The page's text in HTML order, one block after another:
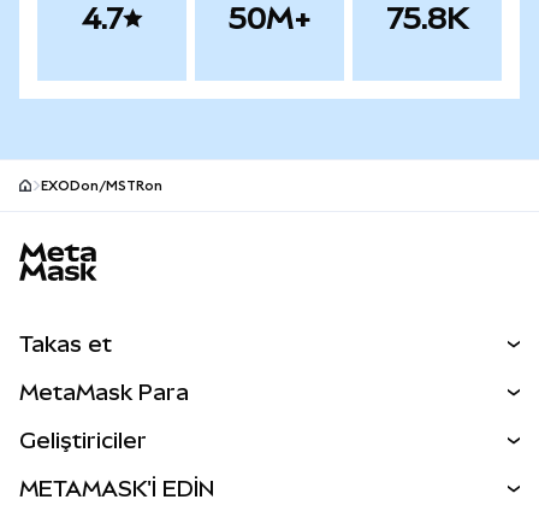
4.7 50M+ 75.8K
EXODon/MSTRon
Takas et
Perps
RWA'lar
MetaMask Para
Geliştiriciler
METAMASK'İ EDİN